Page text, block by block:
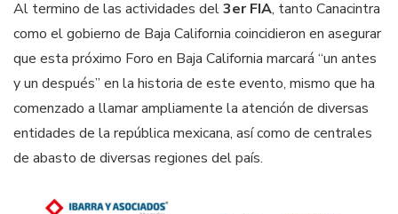
Al termino de las actividades del3er FIA, tanto Canacintra
como el gobierno de Baja California coincidieron en asegurar
que esta próximo Foro en Baja California marcará “un antes
y un después” en la historia de este evento, mismo que ha
comenzado a llamar ampliamente la atención de diversas
entidades de la república mexicana, así como de centrales
de abasto de diversas regiones del país.